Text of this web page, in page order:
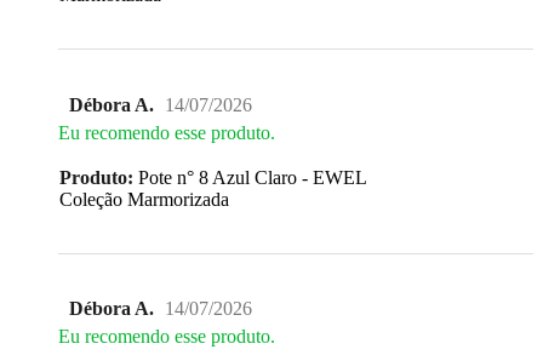
Débora A. 14/07/2026
Eu recomendo esse produto.
Produto: Pote n° 8 Azul Claro - EWEL
Coleção Marmorizada
Débora A. 14/07/2026
Eu recomendo esse produto.